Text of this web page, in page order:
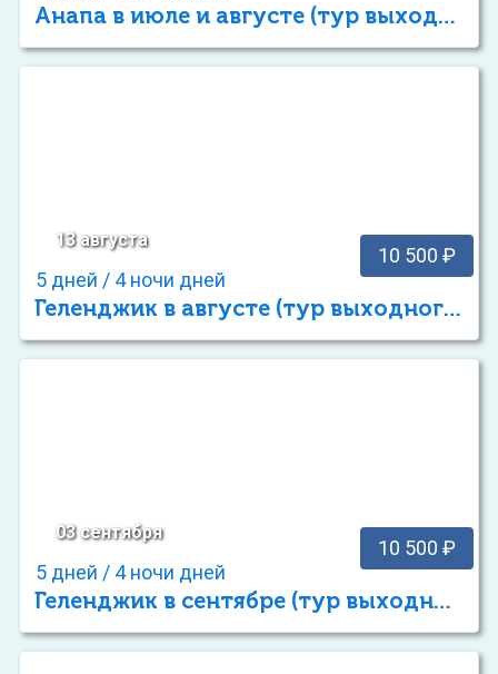
Анапа в июле и августе (тур выходного дня)
13 августа
10 500 ₽
5 дней / 4 ночи дней
Геленджик в августе (тур выходного дня)
03 сентября
10 500 ₽
5 дней / 4 ночи дней
Геленджик в сентябре (тур выходного дня)